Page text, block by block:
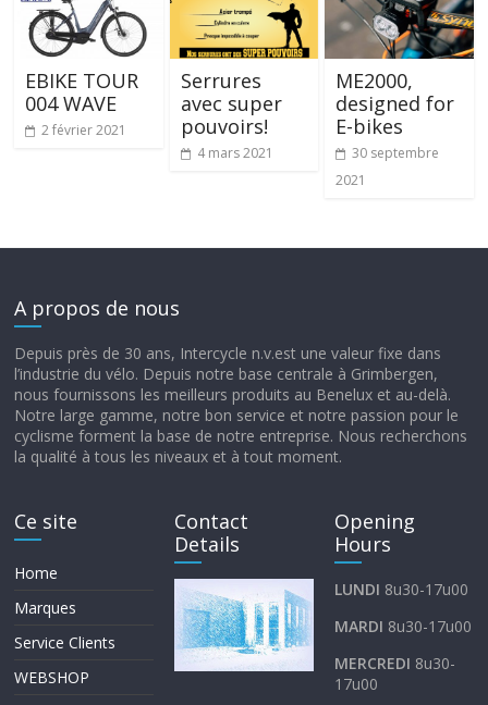
EBIKE TOUR
004 WAVE
2 février 2021
Serrures
avec super
pouvoirs!
4 mars 2021
ME2000,
designed for
E-bikes
30 septembre
2021
A propos de nous
Depuis près de 30 ans, Intercycle n.v.est une valeur fixe dans
l’industrie du vélo. Depuis notre base centrale à Grimbergen,
nous fournissons les meilleurs produits au Benelux et au-delà.
Notre large gamme, notre bon service et notre passion pour le
cyclisme forment la base de notre entreprise. Nous recherchons
la qualité à tous les niveaux et à tout moment.
Ce site
Home
Marques
Service Clients
WEBSHOP
Contact
Details
Opening
Hours
LUNDI 8u30-17u00
MARDI 8u30-17u00
MERCREDI 8u30-
17u00